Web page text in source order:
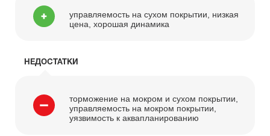
управляемость на сухом покрытии, низкая
цена, хорошая динамика
НЕДОСТАТКИ
торможение на мокром и сухом покрытии,
управляемость на мокром покрытии,
уязвимость к аквапланированию